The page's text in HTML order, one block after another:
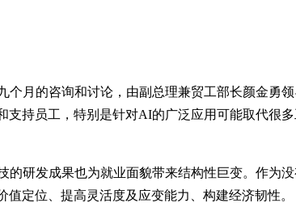
月的咨询和讨论，由副总理兼贸工部长颜金勇
持员工，特别是针对AI的广泛应用可能取代很
研发成果也为就业面貌带来结构性巨变。作为没
定位、提高灵活度及应变能力、构建经济韧性。